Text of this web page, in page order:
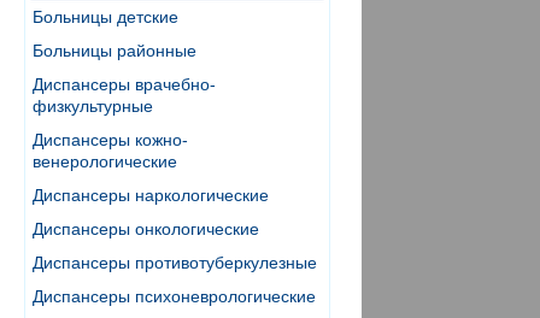
Больницы детские
Больницы районные
Диспансеры врачебно-
физкультурные
Диспансеры кожно-
венерологические
Диспансеры наркологические
Диспансеры онкологические
Диспансеры противотуберкулезные
Диспансеры психоневрологические